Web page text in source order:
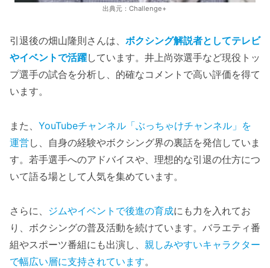
出典元：Challenge+
引退後の畑山隆則さんは、 ボクシング解説者としてテレビ
やイベントで活躍しています。井上尚弥選手など現役トッ
プ選手の試合を分析し、的確なコメントで高い評価を得て
います。
また、 YouTubeチャンネル「ぶっちゃけチャンネル」を
運営 し、自身の経験やボクシング界の裏話を発信していま
す。若手選手へのアドバイスや、理想的な引退の仕方につ
いて語る場として人気を集めています。
さらに、 ジムやイベントで後進の育成にも力を入れてお
り、ボクシングの普及活動を続けています。バラエティ番
組やスポーツ番組にも出演し、 親しみやすいキャラクター
で幅広い層に支持されています。